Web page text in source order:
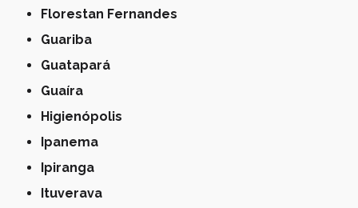
Florestan Fernandes
Guariba
Guatapará
Guaíra
Higienópolis
Ipanema
Ipiranga
Ituverava